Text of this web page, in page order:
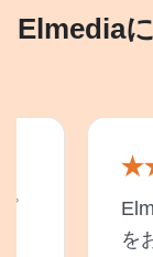
Elmedia
を